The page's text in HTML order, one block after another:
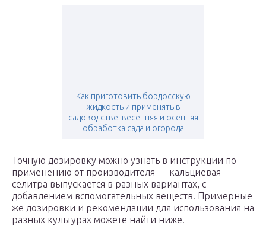
Как приготовить бордосскую
жидкость и применять в
садоводстве: весенняя и осенняя
обработка сада и огорода
Точную дозировку можно узнать в инструкции по
применению от производителя — кальциевая
селитра выпускается в разных вариантах, с
добавлением вспомогательных веществ. Примерные
же дозировки и рекомендации для использования на
разных культурах можете найти ниже.